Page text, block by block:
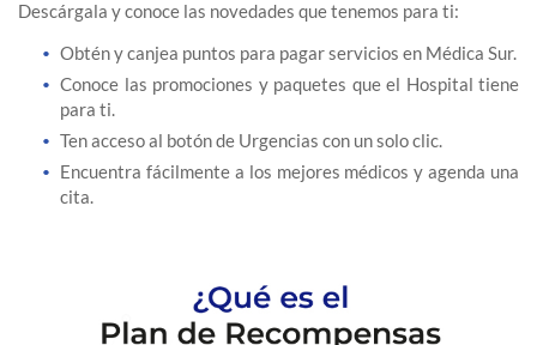
Descárgala y conoce las novedades que tenemos para ti:
Obtén y canjea puntos para pagar servicios en Médica Sur.
Conoce las promociones y paquetes que el Hospital tiene
para ti.
Ten acceso al botón de Urgencias con un solo clic.
Encuentra fácilmente a los mejores médicos y agenda una
cita.